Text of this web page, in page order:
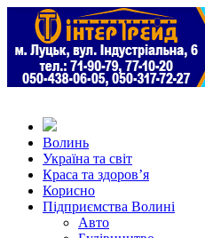
Волинь
Україна та світ
Краса та здоров’я
Корисно
Підприємства Волині
Авто